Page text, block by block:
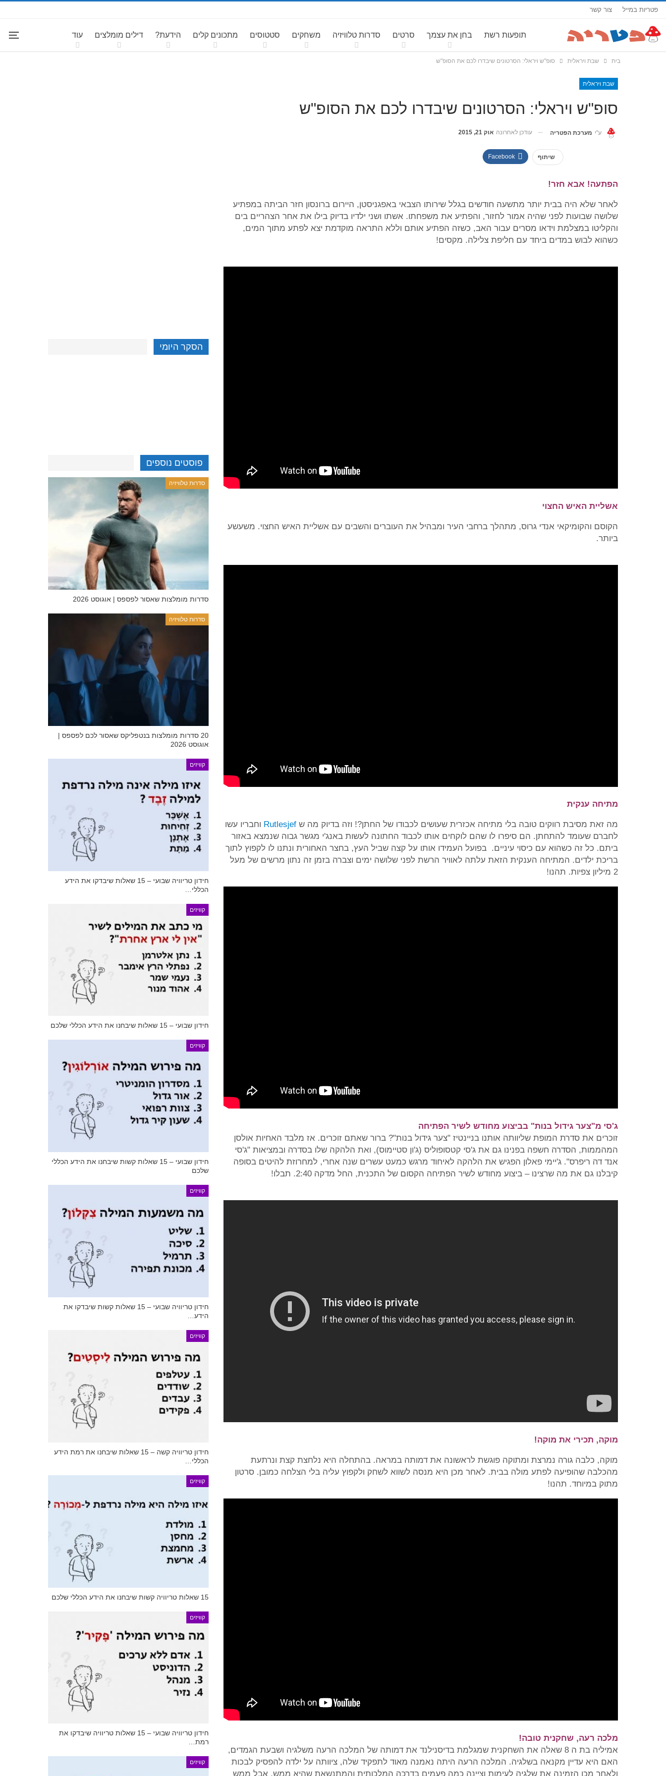
פטריות במייל צור קשר
תופעות רשת בחן את עצמך סרטים סדרות טלוויזיה משחקים סטטוסים מתכונים קלים הידעת? דילים מומלצים עוד
בית שבת ויראלית סופ"ש ויראלי: הסרטונים שיבדרו לכם את הסופ"ש
שבת ויראלית
סופ"ש ויראלי: הסרטונים שיבדרו לכם את הסופ"ש
ע"י מערכת הפטריה עודכן לאחרונה אוק 21, 2015
שיתוף Facebook
הפתעה! אבא חזר!
לאחר שלא היה בבית יותר מתשעה חודשים בגלל שירותו הצבאי באפגניסטן, היירום ברונסון חזר הביתה במפתיע
שלושה שבועות לפני שהיה אמור לחזור, והפתיע את משפחתו. אשתו ושני ילדיו בדיוק בילו את אחר הצהריים בים
והקליטו במצלמת וידאו מסרים עבור האב, כשזה הפתיע אותם וללא התראה מוקדמת יצא לפתע מתוך המים,
כשהוא לבוש במדים ביחד עם חליפת צלילה. מקסים!
אשליית האיש החצוי
הקוסם והקומיקאי אנדי גרוס, מתהלך ברחבי העיר ומבהיל את העוברים והשבים עם אשליית האיש החצוי. משעשע
ביותר.
מתיחה ענקית
מה זאת מסיבת רווקים טובה בלי מתיחה אכזרית שעושים לכבודו של החתן?! וזה בדיוק מה ש Rutlesjef וחבריו עשו
לחברם שעומד להתחתן. הם סיפרו לו שהם לוקחים אותו לכבוד החתונה לעשות באנג'י מגשר גבוה שנמצא באזור
ביתם. כל זה כשהוא עם כיסוי עיניים. בפועל העמידו אותו על קצה שביל העץ, בחצר האחורית ונתנו לו לקפוץ לתוך
בריכת ילדים. המתיחה הענקית הזאת עלתה לאוויר הרשת לפני שלושה ימים וצברה בזמן זה נתון מרשים של מעל
2 מיליון צפיות. תהנו!
ג'סי מ"צער גידול בנות" בביצוע מחודש לשיר הפתיחה
זוכרים את סדרת המופת שליוותה אותנו בניינטיז "צער גידול בנות"? ברור שאתם זוכרים. אז מלבד האחיות אולסן
המהממות, הסדרה חשפה בפנינו גם את ג'סי קטסופוליס (ג'ון סטיימוס), ואת הלהקה שלו בסדרה ובמציאות "ג'סי
אנד דה ריפרס". ג'יימי פאלון הפגיש את הלהקה לאיחוד מרגש כמעט עשרים שנה אחרי, למחרוזת להיטים בסופה
קיבלנו גם את מה שרצינו – ביצוע מחודש לשיר הפתיחה הקסום של התכנית, החל מדקה 2:40. תבלו!
מוקה, תכירי את מוקה!
מוקה, כלבה גורה נמרצת ומתוקה פוגשת לראשונה את דמותה במראה. בהתחלה היא נלחצת קצת ונרתעת
מהכלבה שהופיעה לפתע מולה בבית. לאחר מכן היא מנסה לשווא לשחק ולקפוץ עליה בלי הצלחה כמובן. סרטון
מתוק במיוחד. תהנו!
מלכה רעה, שחקנית טובה!
אמיליה בת ה 8 שאלה את השחקנית שמגלמת בדיסנילנד את דמותה של המלכה הרעה משלגיה ושבעת הגמדים,
האם היא עדיין מקנאה בשלגיה. המלכה הרעה היתה נאמנה מאוד לתפקיד שלה, ציוותה על ילדה להפסיק לבכות
ולאחר מכן הזמינה את שלגיה לעימות וציינה כמה פעמים בדרכה המלכותית והמתנשאת שהיא ממש, אבל ממש
הסקר היומי
פוסטים נוספים
סדרות טלוויזיה
סדרות מומלצות שאסור לפספס | אוגוסט 2026
סדרות טלוויזיה
20 סדרות מומלצות בנטפליקס שאסור לכם לפספס |
אוגוסט 2026
קוויזים
חידון טריוויה שבועי – 15 שאלות שיבדקו את הידע
הכללי…
קוויזים
חידון שבועי – 15 שאלות שיבחנו את הידע הכללי שלכם
קוויזים
חידון שבועי – 15 שאלות קשות שיבחנו את הידע הכללי
שלכם
קוויזים
חידון טריוויה שבועי – 15 שאלות קשות שיבדקו את
הידע…
קוויזים
חידון טריוויה קשה – 15 שאלות שיבחנו את רמת הידע
הכללי…
קוויזים
15 שאלות טריוויה קשות שיבחנו את הידע הכללי שלכם
קוויזים
חידון טריוויה שבועי – 15 שאלות טריוויה שיבדקו את
רמת…
קוויזים